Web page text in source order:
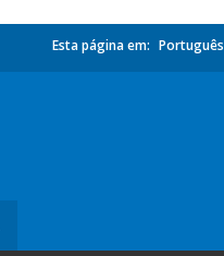
Esta página em: Português